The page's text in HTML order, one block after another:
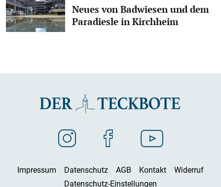
Neues von Badwiesen und dem
Paradiesle in Kirchheim
Impressum Datenschutz AGB Kontakt
Widerruf
Datenschutz-Einstellungen